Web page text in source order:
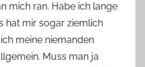
mich ran. Habe ich lange
hat mir sogar ziemlich
meine niemanden
Muss man ja